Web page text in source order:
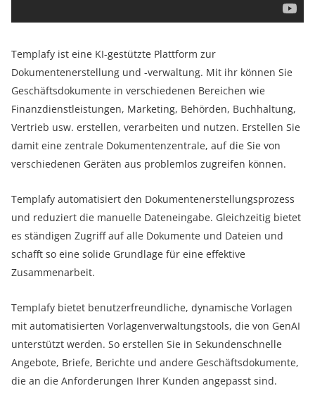
Templafy ist eine KI-gestützte Plattform zur
Dokumentenerstellung und -verwaltung. Mit ihr können Sie
Geschäftsdokumente in verschiedenen Bereichen wie
Finanzdienstleistungen, Marketing, Behörden, Buchhaltung,
Vertrieb usw. erstellen, verarbeiten und nutzen. Erstellen Sie
damit eine zentrale Dokumentenzentrale, auf die Sie von
verschiedenen Geräten aus problemlos zugreifen können.
Templafy automatisiert den Dokumentenerstellungsprozess
und reduziert die manuelle Dateneingabe. Gleichzeitig bietet
es ständigen Zugriff auf alle Dokumente und Dateien und
schafft so eine solide Grundlage für eine effektive
Zusammenarbeit.
Templafy bietet benutzerfreundliche, dynamische Vorlagen
mit automatisierten Vorlagenverwaltungstools, die von GenAI
unterstützt werden. So erstellen Sie in Sekundenschnelle
Angebote, Briefe, Berichte und andere Geschäftsdokumente,
die an die Anforderungen Ihrer Kunden angepasst sind.